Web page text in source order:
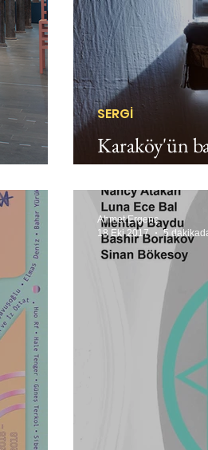
Karaköy'ün
kapayıncaya
SERGİ
Ahmet Ergenç
18 Eki 2017
5